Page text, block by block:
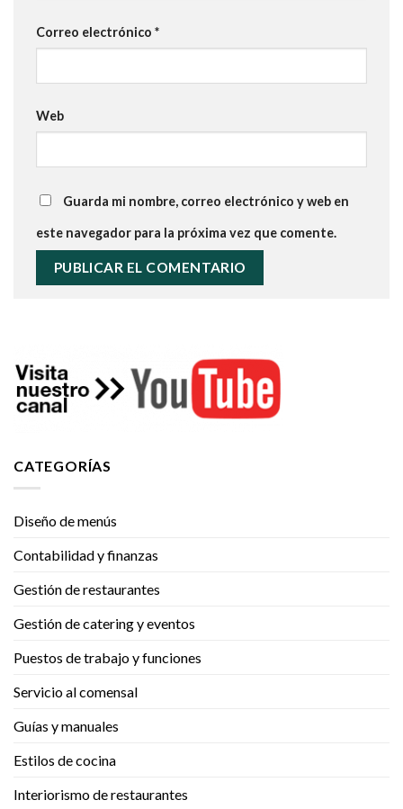
Correo electrónico *
Web
Guarda mi nombre, correo electrónico y web en
este navegador para la próxima vez que comente.
CATEGORÍAS
Diseño de menús
Contabilidad y finanzas
Gestión de restaurantes
Gestión de catering y eventos
Puestos de trabajo y funciones
Servicio al comensal
Guías y manuales
Estilos de cocina
Interiorismo de restaurantes